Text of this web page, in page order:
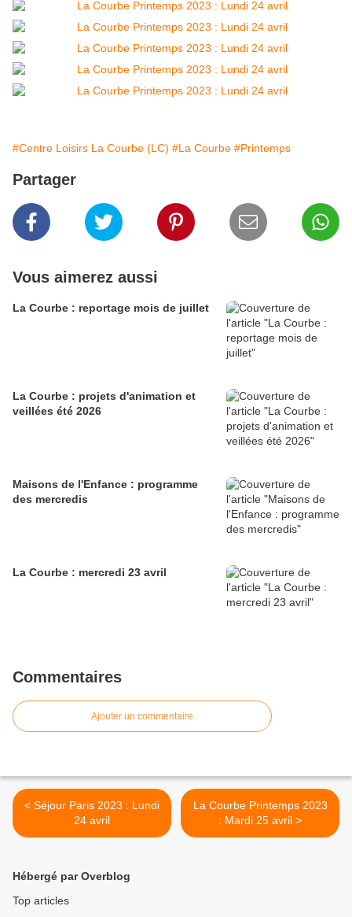
#Centre Loisirs La Courbe (LC) #La Courbe #Printemps
Partager
Vous aimerez aussi
La Courbe : reportage mois de juillet
La Courbe : projets d'animation et
veillées été 2026
Maisons de l'Enfance : programme
des mercredis
La Courbe : mercredi 23 avril
Commentaires
Ajouter un commentaire
< Séjour Paris 2023 : Lundi
24 avril
La Courbe Printemps 2023
: Mardi 25 avril >
Hébergé par Overblog
Top articles